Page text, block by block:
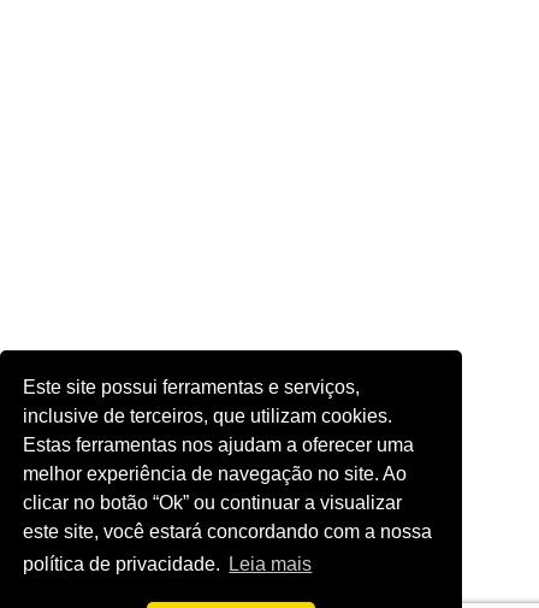
Este site possui ferramentas e serviços,
inclusive de terceiros, que utilizam cookies.
Estas ferramentas nos ajudam a oferecer uma
melhor experiência de navegação no site. Ao
clicar no botão “Ok” ou continuar a visualizar
este site, você estará concordando com a nossa
política de privacidade.
Leia mais